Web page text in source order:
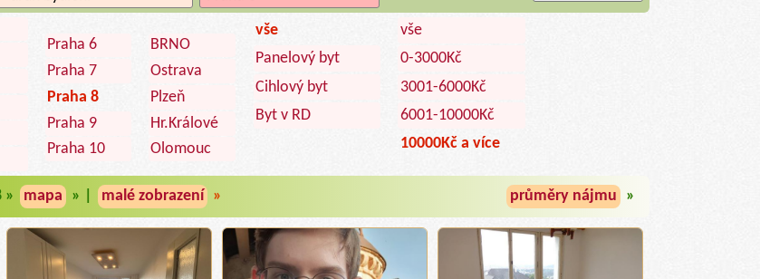
Praha 6
Praha 7
Praha 8
Praha 9
Praha 10
BRNO
Ostrava
Plzeň
Hr.Králové
Olomouc
vše
Panelový byt
Cihlový byt
Byt v RD
vše
0-3000Kč
3001-6000Kč
6001-10000Kč
10000Kč a více
» mapa » | malé zobrazení » průměry nájmu »